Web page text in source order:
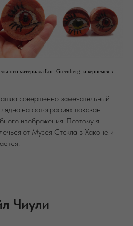
материала Lori Greenberg, и вернемся в
совершенно замечательный
на фотографиях показан
изображения. Поэтому я
от Музея Стекла в Хаконе и
Чиули